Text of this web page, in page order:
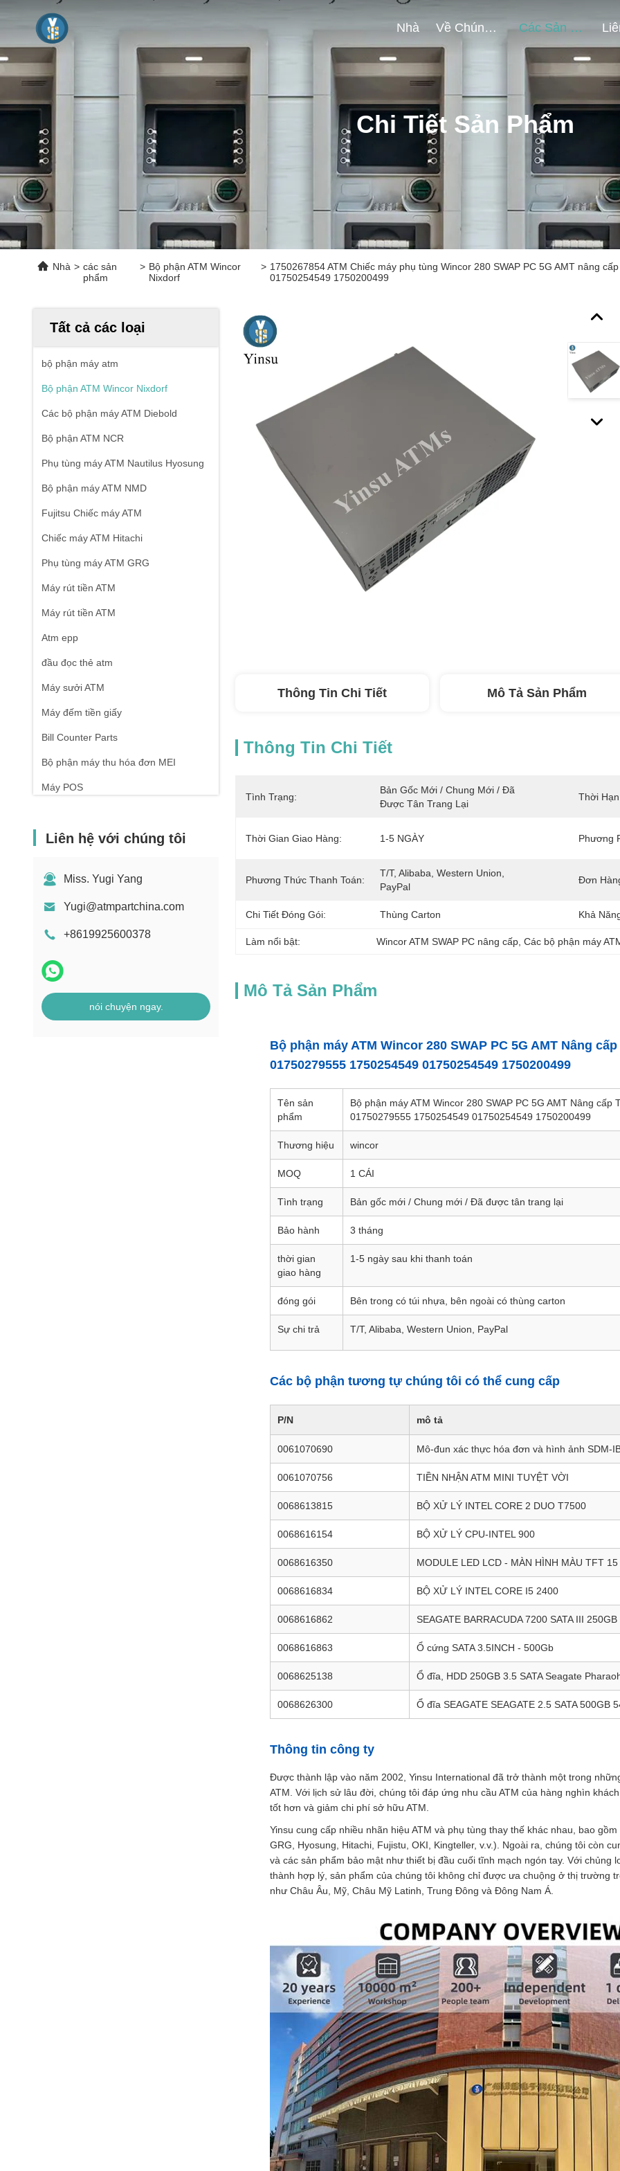
Nhà Về Chúng Tôi Các Sản Phẩm
Chi Tiết Sản Phẩm
Nhà > các sản
phẩm
> Bộ phận ATM Wincor
Nixdorf
> 1750267854 ATM Chiếc máy phụ tùng Wincor 280 SWAP PC 5G AMT nâng
01750254549 1750200499
Tất cả các loại
bộ phận máy atm
Bộ phận ATM Wincor Nixdorf
Các bộ phận máy ATM Diebold
Bộ phận ATM NCR
Phụ tùng máy ATM Nautilus Hyosung
Bộ phận máy ATM NMD
Fujitsu Chiếc máy ATM
Chiếc máy ATM Hitachi
Phụ tùng máy ATM GRG
Máy rút tiền ATM
Máy rút tiền ATM
Atm epp
đầu đọc thẻ atm
Máy sưởi ATM
Máy đếm tiền giấy
Bill Counter Parts
Bộ phận máy thu hóa đơn MEI
Máy POS
Liên hệ với chúng tôi
Miss. Yugi Yang
Yugi@atmpartchina.com
+8619925600378
nói chuyện ngay.
Thông Tin Chi Tiết Mô Tả Sản Phẩm
Thông Tin Chi Tiết
Tình Trạng:
Bản Gốc Mới / Chung Mới / Đã
Được Tân Trang Lại
Thời
Thời Gian Giao Hàng: 1-5 NGÀY Phương
Phương Thức Thanh Toán:
T/T, Alibaba, Western Union,
PayPal
Đơn
Chi Tiết Đóng Gói: Thùng Carton Khả
Làm nổi bật: Wincor ATM SWAP PC nâng cấp, Các bộ phận máy
Mô Tả Sản Phẩm
Bộ phận máy ATM Wincor 280 SWAP PC 5G AMT Nâng
01750279555 1750254549 01750254549 1750200499
Tên sản
phẩm
Bộ phận máy ATM Wincor 280 SWAP PC 5G AMT Nâng
01750279555 1750254549 01750254549 1750200499
Thương hiệu wincor
MOQ 1 CÁI
Tình trạng Bản gốc mới / Chung mới / Đã được tân trang lại
Bảo hành 3 tháng
thời gian
giao hàng
1-5 ngày sau khi thanh toán
đóng gói Bên trong có túi nhựa, bên ngoài có thùng carton
Sự chi trả T/T, Alibaba, Western Union, PayPal
Các bộ phận tương tự chúng tôi có thể cung cấp
P/N mô tả
0061070690 Mô-đun xác thực hóa đơn và hình ảnh SDM-
0061070756 TIỀN NHẬN ATM MINI TUYỆT VỜI
0068613815 BỘ XỬ LÝ INTEL CORE 2 DUO T7500
0068616154 BỘ XỬ LÝ CPU-INTEL 900
0068616350 MODULE LED LCD - MÀN HÌNH MÀU TFT
0068616834 BỘ XỬ LÝ INTEL CORE I5 2400
0068616862 SEAGATE BARRACUDA 7200 SATA III
0068616863 Ổ cứng SATA 3.5INCH - 500Gb
0068625138 Ổ đĩa, HDD 250GB 3.5 SATA Seagate
0068626300 Ổ đĩa SEAGATE SEAGATE 2.5 SATA 500GB
Thông tin công ty
Được thành lập vào năm 2002, Yinsu International đã trở thành một trong
ATM. Với lịch sử lâu đời, chúng tôi đáp ứng nhu cầu ATM của hàng nghìn
tốt hơn và giảm chi phí sở hữu ATM.
Yinsu cung cấp nhiều nhãn hiệu ATM và phụ tùng thay thế khác nhau, bao
GRG, Hyosung, Hitachi, Fujistu, OKI, Kingteller, v.v.). Ngoài ra, chúng tôi còn
và các sản phẩm bảo mật như thiết bị đầu cuối tĩnh mạch ngón tay. Với chủng
thành hợp lý, sản phẩm của chúng tôi không chỉ được ưa chuộng ở thị trường
như Châu Âu, Mỹ, Châu Mỹ Latinh, Trung Đông và Đông Nam Á.